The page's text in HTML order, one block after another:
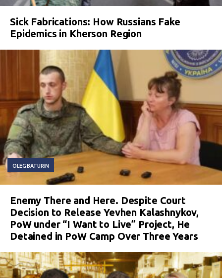
Sick Fabrications: How Russians Fake
Epidemics in Kherson Region
OLEG BATURIN
Enemy There and Here. Despite Court
Decision to Release Yevhen Kalashnykov,
PoW under “I Want to Live” Project, He
Detained in PoW Camp Over Three Years